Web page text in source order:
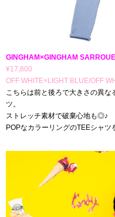
GINGHAM×GINGHAM
¥17,800
OFF WHITE×LIGHT BLUE/OFF
こちらは前と後ろで大きさの異
ツ。
ストレッチ素材で破棄心地も◎♪
POPなカラーリングのTEEシャツ